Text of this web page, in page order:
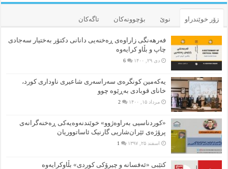
زۆر خوێندراو نوێ بۆچوونه‌کان تاگەکان
فەرهەنگی زاراوەی ڕەخنەیی دانانی دکتۆر بەختیار سەجادی
چاپ و بڵاو کرایەوە
دی ۲۹, ۱۴۰۰ 6
یەکەمین کونگرەی سەراسەری شاعیری‌ ناوداری کورد،
خانای قوبادی بەڕێوە چوو
مرداد ۱۵, ۱۴۰۰ 2
«کوردناسیی بەراوەژوو» خوێندنەوەیەکی ڕەخنەگرانەی
پرۆژەی ئێران‌شاریی گارنیک ئاساتووریان
اسفند ۲۵, ۱۳۹۷ 1
کتێبی «ئەفسانە و چیرۆکی کوردی» بڵاوکرایەوە